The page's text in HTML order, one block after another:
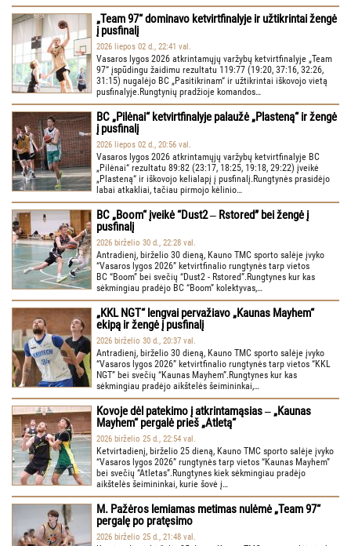
„Team 97“ dominavo ketvirtfinalyje ir užtikrintai žengė
į pusfinalį
2026 liepos 02 d., 22:41 val.
Vasaros lygos 2026 atkrintamųjų varžybų ketvirtfinalyje „Team
97“ įspūdingu žaidimu rezultatu 119:77 (19:20, 37:16, 32:26,
31:15) nugalėjo BC „Pasitikrinam“ ir užtikrintai iškovojo vietą
pusfinalyje.Rungtynių pradžioje komandos…
BC „Pilėnai“ ketvirtfinalyje palaužė „Plasteną“ ir žengė
į pusfinalį
2026 liepos 02 d., 20:56 val.
Vasaros lygos 2026 atkrintamųjų varžybų ketvirtfinalyje BC
„Pilėnai“ rezultatu 89:82 (23:17, 18:25, 19:18, 29:22) įveikė
„Plasteną“ ir iškovojo kelialapį į pusfinalį.Rungtynės prasidėjo
labai atkakliai, tačiau pirmojo kėlinio…
BC „Boom“ įveikė “Dust2 ‒ Rstored” bei žengė į
pusfinalį
2026 birželio 30 d., 22:28 val.
Antradienį, birželio 30 dieną, Kauno TMC sporto salėje įvyko
“Vasaros lygos 2026” ketvirtfinalio rungtynės tarp vietos
BC “Boom” bei svečių “Dust2 - Rstored”.Rungtynes kur kas
sėkmingiau pradėjo BC “Boom” kolektyvas,…
„KKL NGT“ lengvai pervažiavo „Kaunas Mayhem“
ekipą ir žengė į pusfinalį
2026 birželio 30 d., 20:37 val.
Antradienį, birželio 30 dieną, Kauno TMC sporto salėje įvyko
“Vasaros lygos 2026” ketvirtfinalio rungtynės tarp vietos “KKL
NGT” bei svečių “Kaunas Mayhem”.Rungtynes kur kas
sėkmingiau pradėjo aikštelės šeimininkai,…
Kovoje dėl patekimo į atkrintamąsias ‒ „Kaunas
Mayhem“ pergalė prieš „Atletą“
2026 birželio 25 d., 22:54 val.
Ketvirtadienį, birželio 25 dieną, Kauno TMC sporto salėje įvyko
“Vasaros lygos 2026” rungtynės tarp vietos “Kaunas Mayhem”
bei svečių “Atletas”.Rungtynes kiek sėkmingiau pradėjo
aikštelės šeimininkai, kurie šovė į…
M. Pažėros lemiamas metimas nulėmė „Team 97“
pergalę po pratęsimo
2026 birželio 25 d., 21:48 val.